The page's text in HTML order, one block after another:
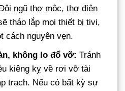
ngũ thợ mộc, thợ điện
tháo lắp mọi thiết bị tivi,
cách nguyên vẹn.
không lo đổ vỡ: Tránh
kiêng kỵ về rơi vỡ tài
trạch. Nếu có bất kỳ sự